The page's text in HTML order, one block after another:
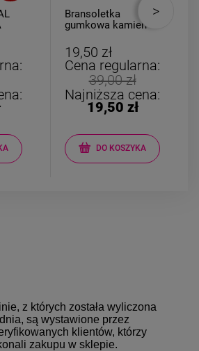
Bransoletka
gumkowa kamień
różowo biała
19,50 zł
Cena regularna:
39,00 zł
Najniższa cena:
19,50 zł
DO KOSZYKA
z których została wyliczona
są wystawione przez
klientów, którzy
zakupu w sklepie.